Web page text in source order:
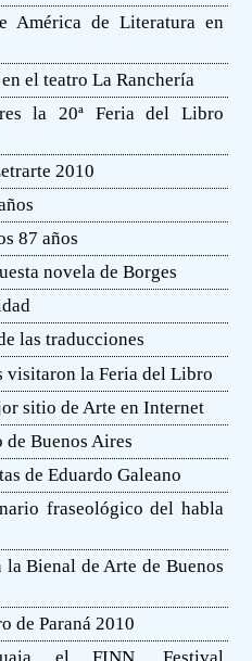
América de Literatura en
el teatro La Ranchería
la 20ª Feria del Libro
2010
87 años
novela de Borges
las traducciones
visitaron la Feria del Libro
sitio de Arte en Internet
Buenos Aires
de Eduardo Galeano
fraseológico del habla
Bienal de Arte de Buenos
de Paraná 2010